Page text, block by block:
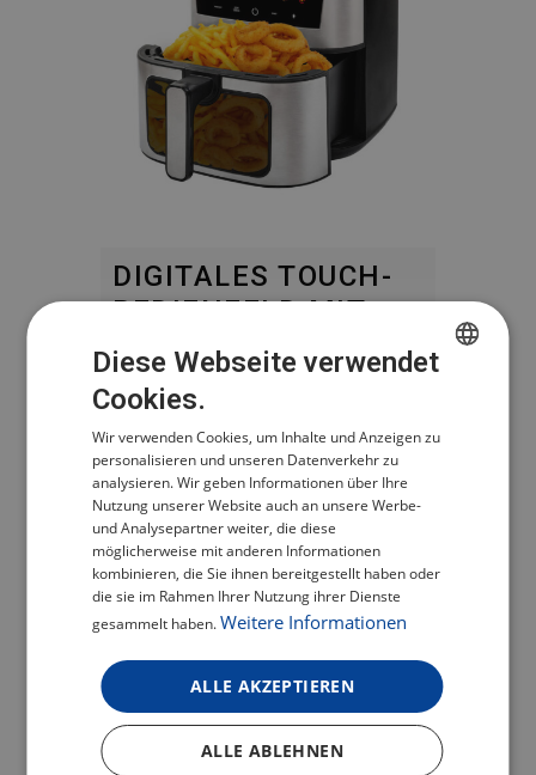
DIGITALES TOUCH-
BEDIENFELD MIT
FARBIGEN
SYMBOLEN
.Auf dem digitalen Display können
Sie die gewünschte Garzeit und
Temperatur manuell einstellen oder
aus voreingestellten Programmen
mit farbigen Symbolen wie Pommes
Frites, Steak, Chicken Wings oder
Pizza wählen.
GERÄUMIGER KORB
POLISH
ENGLISH
Diese Webseite verwendet
Cookies.
Wir verwenden Cookies, um Inhalte und Anzeigen zu
personalisieren und unseren Datenverkehr zu
analysieren. Wir geben Informationen über Ihre
Nutzung unserer Website auch an unsere Werbe-
und Analysepartner weiter, die diese
möglicherweise mit anderen Informationen
kombinieren, die Sie ihnen bereitgestellt haben oder
die sie im Rahmen Ihrer Nutzung ihrer Dienste
gesammelt haben. Weitere Informationen
ALLE AKZEPTIEREN
ALLE ABLEHNEN